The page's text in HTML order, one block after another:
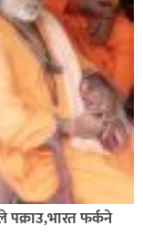
पक्राउ,भारत फर्कने